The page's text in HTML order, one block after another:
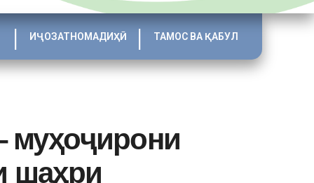
ИҶОЗАТНОМАДИҲӢ ТАМОС ВА ҚАБУЛ
муҳоҷирони
шаҳри